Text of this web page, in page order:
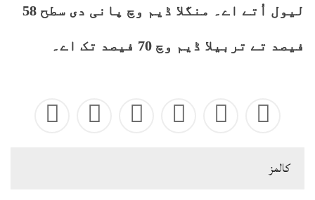
لیول اُتے اے۔ منگلا ڈیم وچ پانی دی سطح 58
فیصد تے تربیلا ڈیم وچ 70 فیصد تک اے۔
كالمز